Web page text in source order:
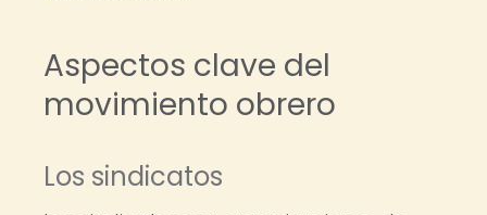
Aspectos clave del
movimiento obrero
Los sindicatos